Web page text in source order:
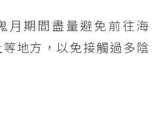
月期間盡量避免前往海
地方，以免接觸過多陰